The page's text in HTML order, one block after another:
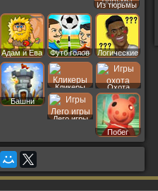
Из тюрьмы
Адам и Ева Футб голов Логические
Башни
Кликеры Охота
Лего игры
Побег